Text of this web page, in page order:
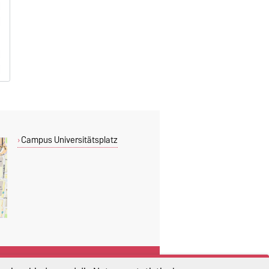
Campus Universitätsplatz
DIESE SEITE